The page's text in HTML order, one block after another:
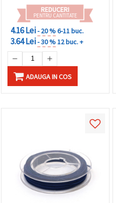
Аcceptati
toate!
Setări
REDUCERI
PENTRU CANTITATE
4.16 Lei- 20 %6-11 buc.
3.64 Lei- 30 %12 buc. +
ADAUGA IN COS